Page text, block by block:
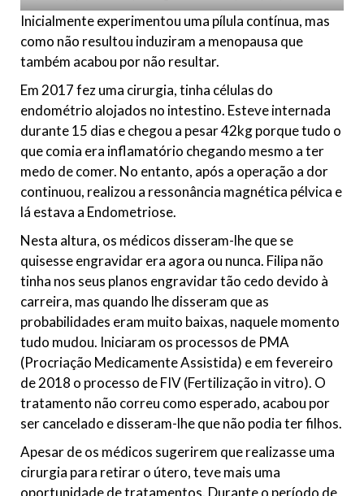
Inicialmente experimentou uma pílula contínua, mas
como não resultou induziram a menopausa que
também acabou por não resultar.
Em 2017 fez uma cirurgia, tinha células do
endométrio alojados no intestino. Esteve internada
durante 15 dias e chegou a pesar 42kg porque tudo o
que comia era inflamatório chegando mesmo a ter
medo de comer. No entanto, após a operação a dor
continuou, realizou a ressonância magnética pélvica e
lá estava a Endometriose.
Nesta altura, os médicos disseram-lhe que se
quisesse engravidar era agora ou nunca. Filipa não
tinha nos seus planos engravidar tão cedo devido à
carreira, mas quando lhe disseram que as
probabilidades eram muito baixas, naquele momento
tudo mudou. Iniciaram os processos de PMA
(Procriação Medicamente Assistida) e em fevereiro
de 2018 o processo de FIV (Fertilização in vitro). O
tratamento não correu como esperado, acabou por
ser cancelado e disseram-lhe que não podia ter filhos.
Apesar de os médicos sugerirem que realizasse uma
cirurgia para retirar o útero, teve mais uma
oportunidade de tratamentos. Durante o período de